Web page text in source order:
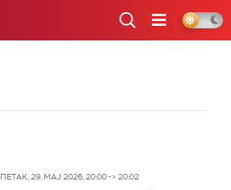
ПЕТАК, 29. МАЈ 2026, 20:00 -> 20:02